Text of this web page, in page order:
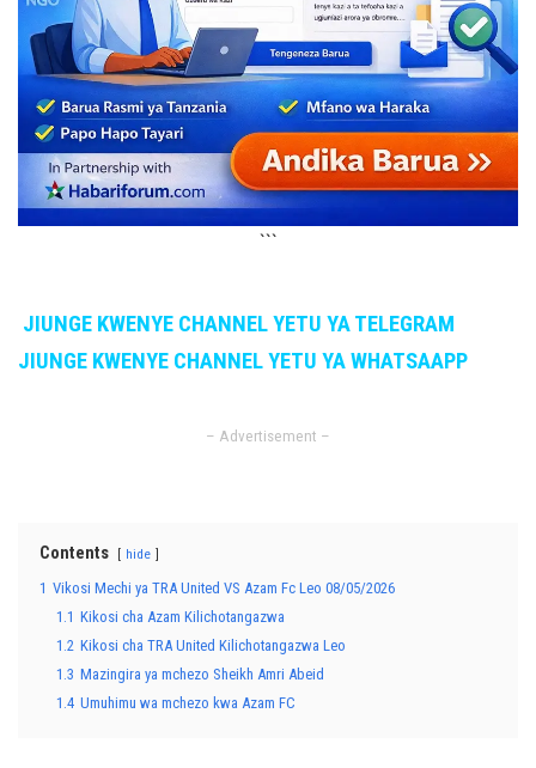
```
JIUNGE KWENYE CHANNEL YETU YA TELEGRAM
JIUNGE KWENYE CHANNEL YETU YA WHATSAAPP
– Advertisement –
Contents hide
1 Vikosi Mechi ya TRA United VS Azam Fc Leo 08/05/2026
1.1 Kikosi cha Azam Kilichotangazwa
1.2 Kikosi cha TRA United Kilichotangazwa Leo
1.3 Mazingira ya mchezo Sheikh Amri Abeid
1.4 Umuhimu wa mchezo kwa Azam FC